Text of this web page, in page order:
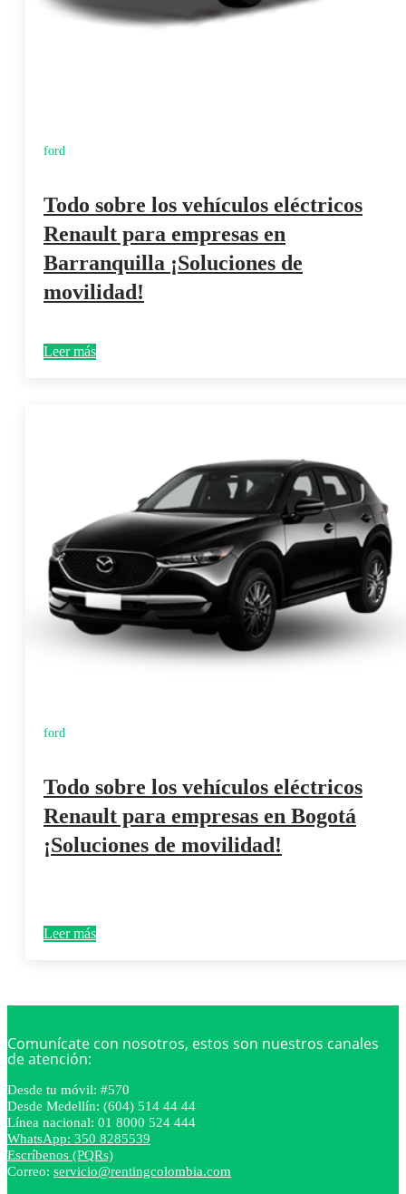
ford
Todo sobre los vehículos eléctricos
Renault para empresas en
Barranquilla ¡Soluciones de
movilidad!
Leer más
ford
Todo sobre los vehículos eléctricos
Renault para empresas en Bogotá
¡Soluciones de movilidad!
Leer más
Comunícate con nosotros, estos son nuestros canales
de atención:
Desde tu móvil: #570
Desde Medellín: (604) 514 44 44
Línea nacional: 01 8000 524 444
WhatsApp: 350 8285539
Escríbenos (PQRs)
Correo: servicio@rentingcolombia.com